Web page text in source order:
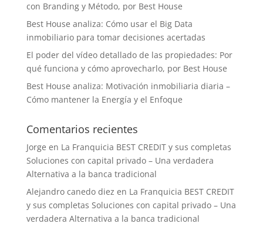
con Branding y Método, por Best House
Best House analiza: Cómo usar el Big Data
inmobiliario para tomar decisiones acertadas
El poder del vídeo detallado de las propiedades: Por
qué funciona y cómo aprovecharlo, por Best House
Best House analiza: Motivación inmobiliaria diaria –
Cómo mantener la Energía y el Enfoque
Comentarios recientes
Jorge en La Franquicia BEST CREDIT y sus completas
Soluciones con capital privado – Una verdadera
Alternativa a la banca tradicional
Alejandro canedo diez en La Franquicia BEST CREDIT
y sus completas Soluciones con capital privado – Una
verdadera Alternativa a la banca tradicional